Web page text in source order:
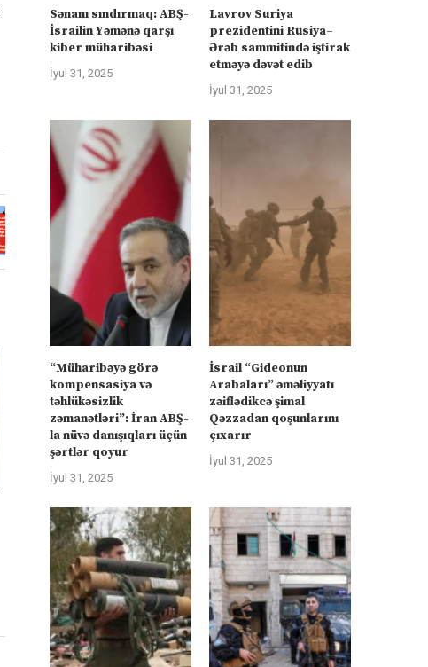
“Müharibəyə görə kompensasiya və
təhlükəsizlik zəmanətləri”: İran
ABŞ-la...
İyul 31, 2025
Kanadanın İsrailə silah
hökumətin qadağasına
‘fasiləsiz’...
İyul 31, 2025
Sənanı sındırmaq: ABŞ-
İsrailin Yəmənə qarşı
kiber müharibəsi
İyul 31, 2025
Lavrov Suriya
prezidentini Rusiya–
Ərəb sammitində iştirak
etməyə dəvət edib
İyul 31, 2025
“Müharibəyə görə
kompensasiya və
təhlükəsizlik
zəmanətləri”: İran ABŞ-
la nüvə danışıqları üçün
şərtlər qoyur
İyul 31, 2025
İsrail “Gideonun
Arabaları” əməliyyatı
zəiflədikcə şimal
Qəzzadan qoşunlarını
çıxarır
İyul 31, 2025